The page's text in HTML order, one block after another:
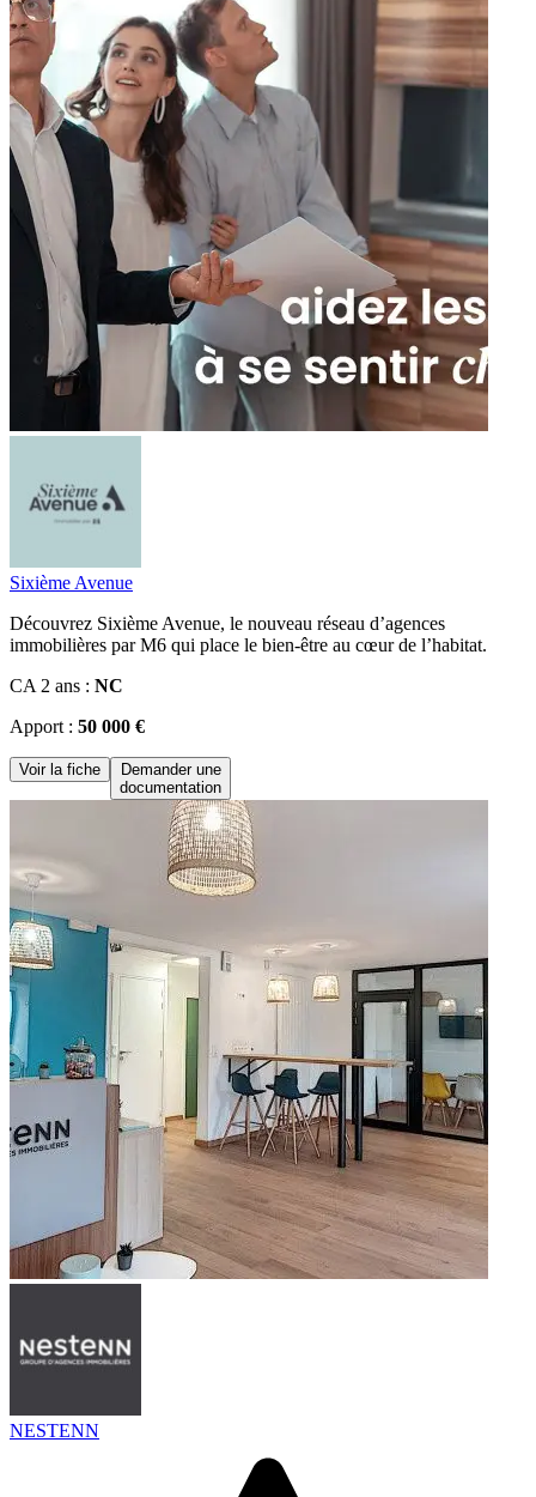
Sixième Avenue
Découvrez Sixième Avenue, le nouveau réseau d’agences
immobilières par M6 qui place le bien-être au cœur de l’habitat.
CA 2 ans : NC
Apport : 50 000 €
Voir la fiche
Demander une
documentation
NESTENN